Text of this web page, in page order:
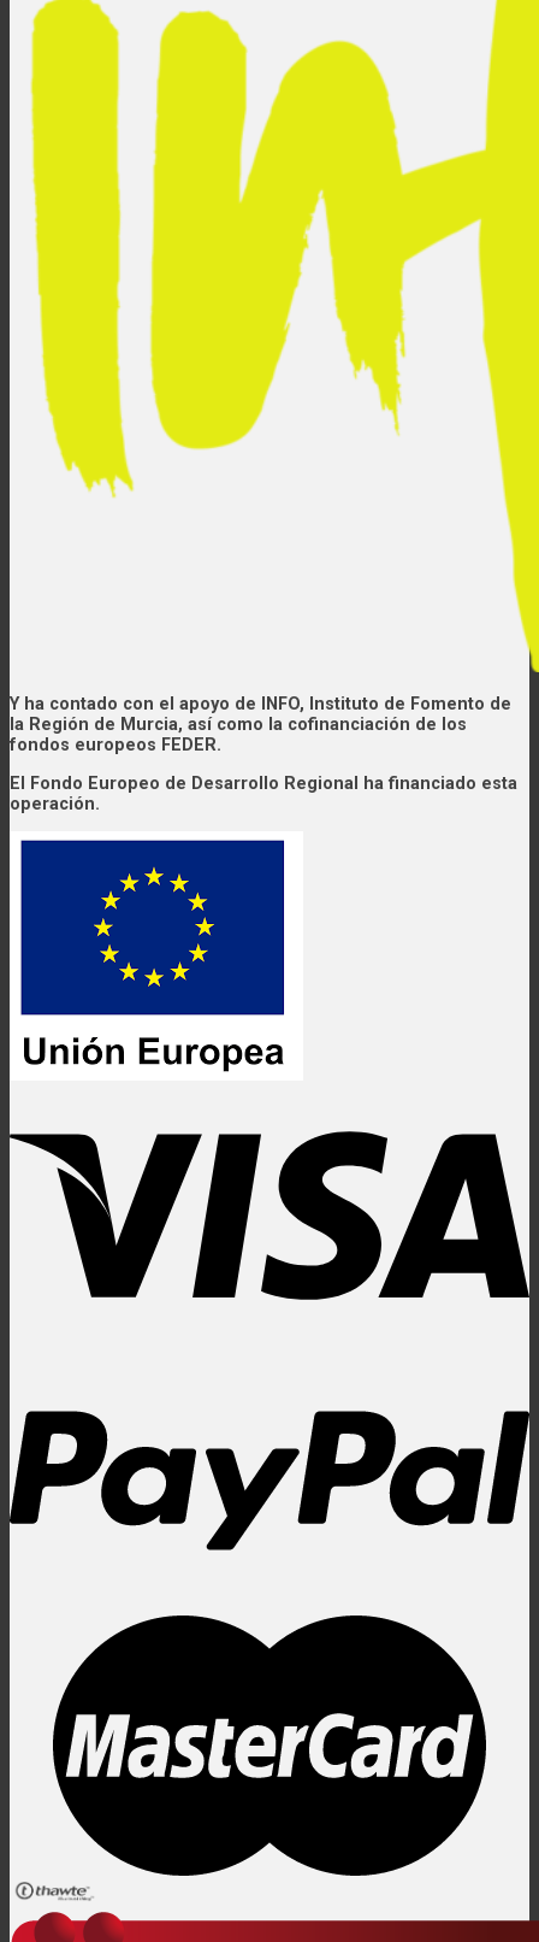
Y ha contado con el apoyo de INFO, Instituto de Fomento de
la Región de Murcia, así como la cofinanciación de los
fondos europeos FEDER.
El Fondo Europeo de Desarrollo Regional ha financiado esta
operación.